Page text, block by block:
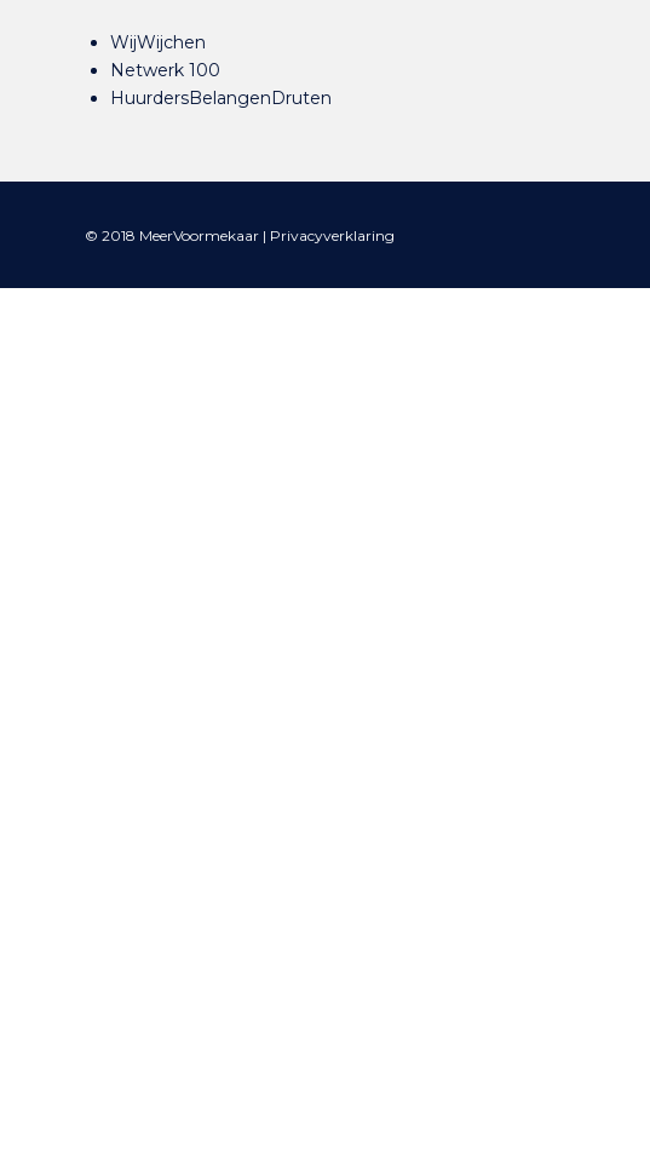
WijWijchen
Netwerk 100
HuurdersBelangenDruten
© 2018 MeerVoormekaar | Privacyverklaring